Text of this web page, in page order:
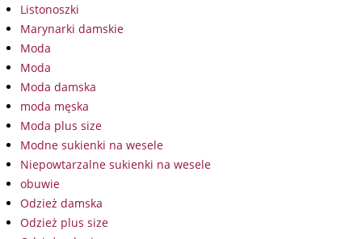
Listonoszki
Marynarki damskie
Moda
Moda
Moda damska
moda męska
Moda plus size
Modne sukienki na wesele
Niepowtarzalne sukienki na wesele
obuwie
Odzież damska
Odzież plus size